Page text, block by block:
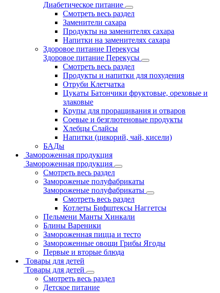
Диабетическое питание
Смотреть весь раздел
Заменители сахара
Продукты на заменителях сахара
Напитки на заменителях сахара
Здоровое питание Перекусы
Здоровое питание Перекусы
Смотреть весь раздел
Продукты и напитки для похудения
Отруби Клетчатка
Цукаты Батончики фруктовые, ореховые и
злаковые
Крупы для проращивания и отваров
Соевые и безглютеновые продукты
Хлебцы Слайсы
Напитки (цикорий, чай, кисели)
БАДы
Замороженная продукция
Замороженная продукция
Смотреть весь раздел
Замороженые полуфабрикаты
Замороженые полуфабрикаты
Смотреть весь раздел
Котлеты Бифштексы Наггетсы
Пельмени Манты Хинкали
Блины Вареники
Замороженная пицца и тесто
Замороженные овощи Грибы Ягоды
Первые и вторые блюда
Товары для детей
Товары для детей
Смотреть весь раздел
Детское питание